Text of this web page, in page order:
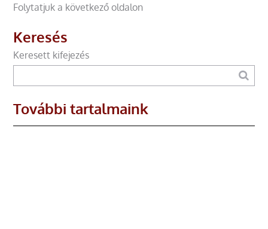
Folytatjuk a következő oldalon
Keresés
Keresett kifejezés
További tartalmaink